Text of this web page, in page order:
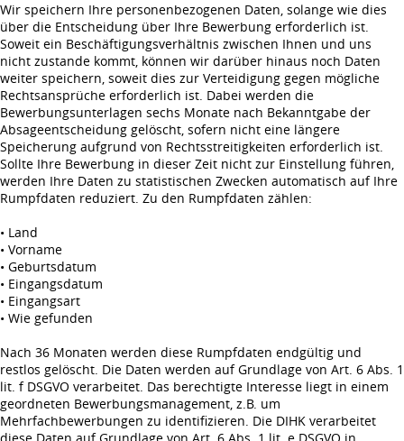
Wir speichern Ihre personenbezogenen Daten, solange wie dies
über die Entscheidung über Ihre Bewerbung erforderlich ist.
Soweit ein Beschäftigungsverhältnis zwischen Ihnen und uns
nicht zustande kommt, können wir darüber hinaus noch Daten
weiter speichern, soweit dies zur Verteidigung gegen mögliche
Rechtsansprüche erforderlich ist. Dabei werden die
Bewerbungsunterlagen sechs Monate nach Bekanntgabe der
Absageentscheidung gelöscht, sofern nicht eine längere
Speicherung aufgrund von Rechtsstreitigkeiten erforderlich ist.
Sollte Ihre Bewerbung in dieser Zeit nicht zur Einstellung führen,
werden Ihre Daten zu statistischen Zwecken automatisch auf Ihre
Rumpfdaten reduziert. Zu den Rumpfdaten zählen:
• Land
• Vorname
• Geburtsdatum
• Eingangsdatum
• Eingangsart
• Wie gefunden
Nach 36 Monaten werden diese Rumpfdaten endgültig und
restlos gelöscht. Die Daten werden auf Grundlage von Art. 6 Abs. 1
lit. f DSGVO verarbeitet. Das berechtigte Interesse liegt in einem
geordneten Bewerbungsmanagement, z.B. um
Mehrfachbewerbungen zu identifizieren. Die DIHK verarbeitet